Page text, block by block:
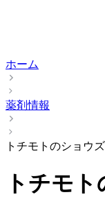
ホーム
薬剤情報
トチモトのショウ
トチモ